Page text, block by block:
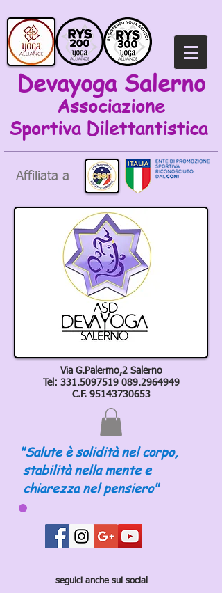
Devayoga Salerno
Associazione
Sportiva Dilettantistica
Affiliata a
Via G.Palermo,2 Salerno
Tel: 331.5097519 089.2964949
C.F. 95143730653
"Salute è solidità nel corpo,
stabilità nella mente e
chiarezza nel pensiero"
seguici anche sui social